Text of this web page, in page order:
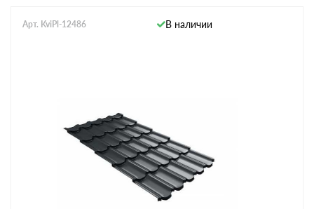
Арт. KviPl-12486 В наличии